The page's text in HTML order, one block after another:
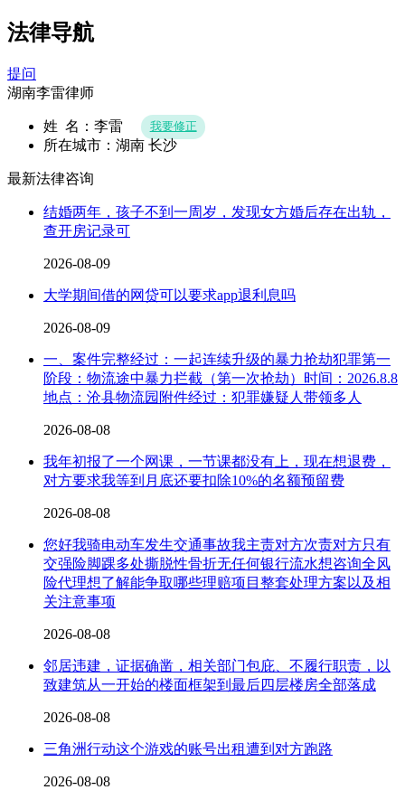
法律导航
提问
湖南李雷律师
姓 名：李雷 我要修正
所在城市：湖南 长沙
最新法律咨询
结婚两年，孩子不到一周岁，发现女方婚后存在出轨，
查开房记录可
2026-08-09
大学期间借的网贷可以要求app退利息吗
2026-08-09
一、案件完整经过：一起连续升级的暴力抢劫犯罪第一
阶段：物流途中暴力拦截（第一次抢劫）时间：2026.8.8
地点：沧县物流园附件经过：犯罪嫌疑人带领多人
2026-08-08
我年初报了一个网课，一节课都没有上，现在想退费，
对方要求我等到月底还要扣除10%的名额预留费
2026-08-08
您好我骑电动车发生交通事故我主责对方次责对方只有
交强险脚踝多处撕脱性骨折无任何银行流水想咨询全风
险代理想了解能争取哪些理赔项目整套处理方案以及相
关注意事项
2026-08-08
邻居违建，证据确凿，相关部门包庇、不履行职责，以
致建筑从一开始的楼面框架到最后四层楼房全部落成
2026-08-08
三角洲行动这个游戏的账号出租遭到对方跑路
2026-08-08